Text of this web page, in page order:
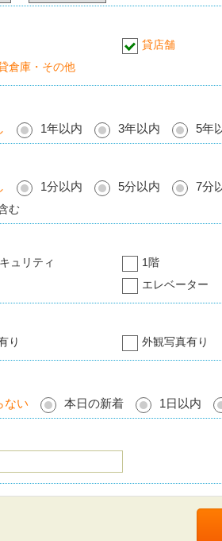
貸店舗
倉庫・その他
1年以内 3年以内 5年
1分以内 5分以内 7分
む
ュリティ 1階
エレベーター
り 外観写真有り
ない 本日の新着 1日以内